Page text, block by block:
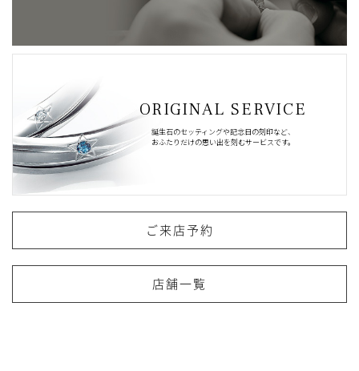
ORIGINAL SERVICE
誕生石のセッティングや記念日の刻印など、
おふたりだけの思い出を刻むサービスです。
ご来店予約
店舗一覧